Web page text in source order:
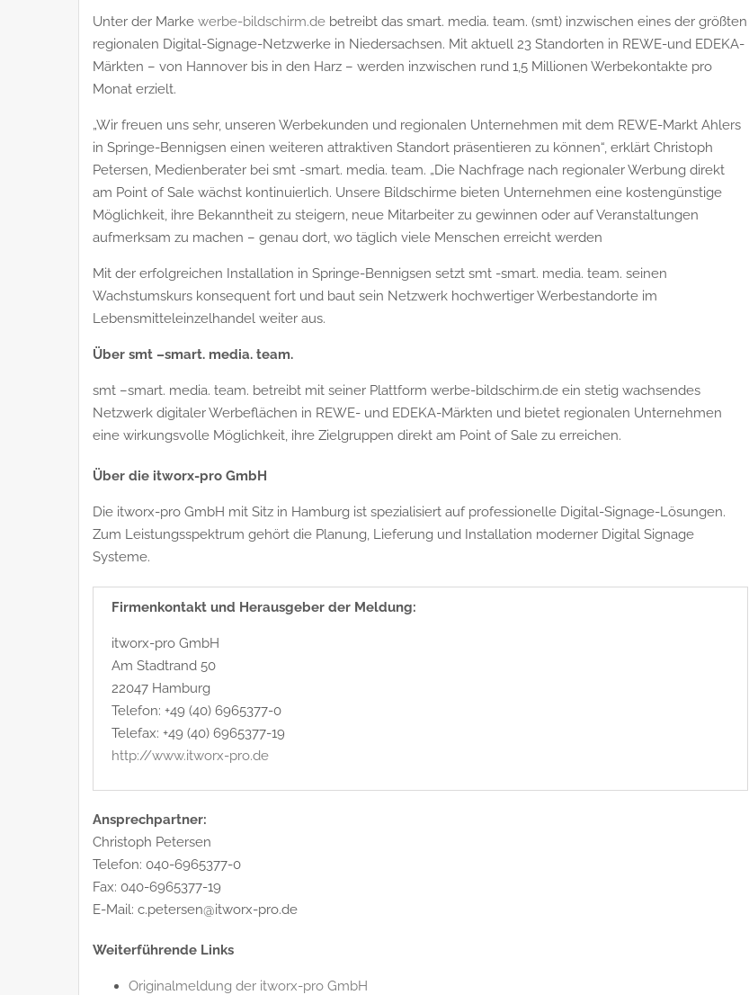
Unter der Marke werbe-bildschirm.de betreibt das smart. media. team. (smt) inzwischen eines der größten
regionalen Digital-Signage-Netzwerke in Niedersachsen. Mit aktuell 23 Standorten in REWE-und EDEKA-
Märkten – von Hannover bis in den Harz – werden inzwischen rund 1,5 Millionen Werbekontakte pro
Monat erzielt.
„Wir freuen uns sehr, unseren Werbekunden und regionalen Unternehmen mit dem REWE-Markt Ahlers
in Springe-Bennigsen einen weiteren attraktiven Standort präsentieren zu können“, erklärt Christoph
Petersen, Medienberater bei smt -smart. media. team. „Die Nachfrage nach regionaler Werbung direkt
am Point of Sale wächst kontinuierlich. Unsere Bildschirme bieten Unternehmen eine kostengünstige
Möglichkeit, ihre Bekanntheit zu steigern, neue Mitarbeiter zu gewinnen oder auf Veranstaltungen
aufmerksam zu machen – genau dort, wo täglich viele Menschen erreicht werden
Mit der erfolgreichen Installation in Springe-Bennigsen setzt smt -smart. media. team. seinen
Wachstumskurs konsequent fort und baut sein Netzwerk hochwertiger Werbestandorte im
Lebensmitteleinzelhandel weiter aus.
Über smt –smart. media. team.
smt –smart. media. team. betreibt mit seiner Plattform werbe-bildschirm.de ein stetig wachsendes
Netzwerk digitaler Werbeflächen in REWE- und EDEKA-Märkten und bietet regionalen Unternehmen
eine wirkungsvolle Möglichkeit, ihre Zielgruppen direkt am Point of Sale zu erreichen.
Über die itworx-pro GmbH
Die itworx-pro GmbH mit Sitz in Hamburg ist spezialisiert auf professionelle Digital-Signage-Lösungen.
Zum Leistungsspektrum gehört die Planung, Lieferung und Installation moderner Digital Signage
Systeme.
Firmenkontakt und Herausgeber der Meldung:
itworx-pro GmbH
Am Stadtrand 50
22047 Hamburg
Telefon: +49 (40) 6965377-0
Telefax: +49 (40) 6965377-19
http://www.itworx-pro.de
Ansprechpartner:
Christoph Petersen
Telefon: 040-6965377-0
Fax: 040-6965377-19
E-Mail: c.petersen@itworx-pro.de
Weiterführende Links
Originalmeldung der itworx-pro GmbH